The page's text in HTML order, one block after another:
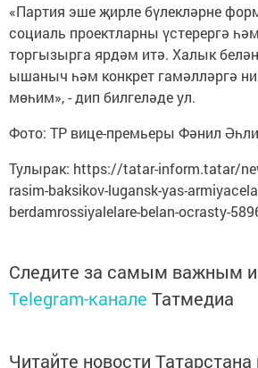
«Партия эше җирле бүлекләрне
социаль проектларны үстерергә
торгызырга ярдәм итә. Халык
ышаныч һәм конкрет гамәлләргә
мөһим», - дип билгеләде ул.
Фото: ТР вице-премьеры Фәнил
Тулырак: https://tatar-inform.tatar/
rasim-baksikov-lugansk-yas-
berdamrossiyalelare-belan-ocrasty-
Следите за самым важным
Telegram-канале Татмедиа
Читайте новости Татарстана